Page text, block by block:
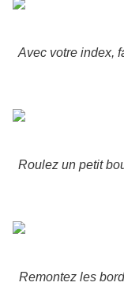
Avec votre index,
Roulez un petit
Remontez les